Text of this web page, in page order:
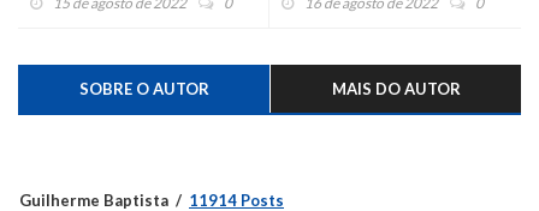
SOBRE O AUTOR MAIS DO AUTOR
Guilherme Baptista 11914 Posts